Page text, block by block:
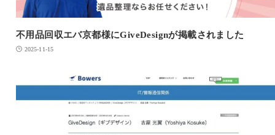
不用品回収エバ京都様にGiveDesignが掲載されました
2025-11-15